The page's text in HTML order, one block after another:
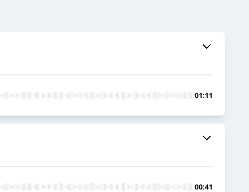
01:11
00:41